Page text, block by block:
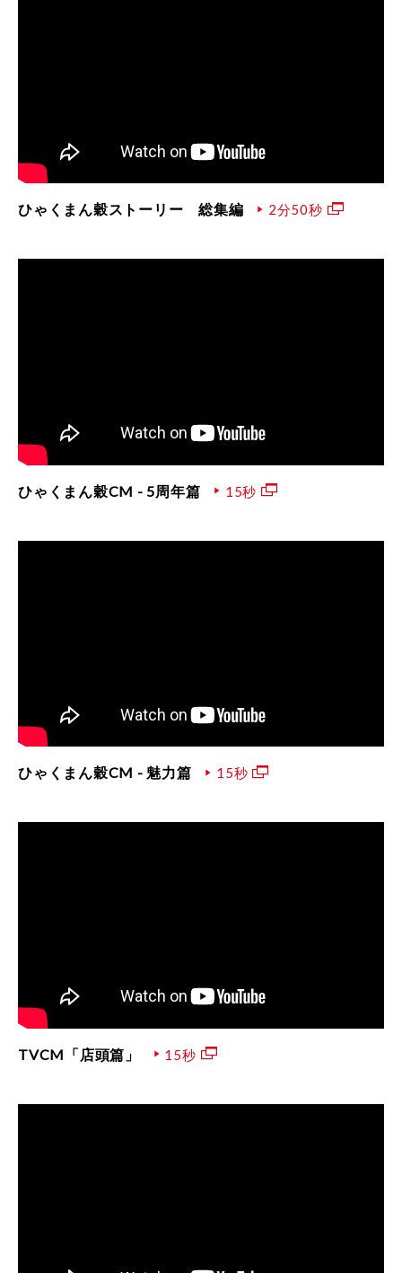
ひゃくまん穀ストーリー 総集編 2分50秒
ひゃくまん穀CM - 5周年篇 15秒
ひゃくまん穀CM - 魅力篇 15秒
TVCM「店頭篇」 15秒